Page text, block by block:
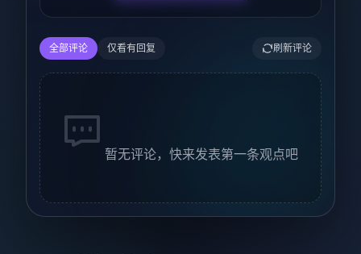
全部评论 仅看有回复 刷新评论
暂无评论，快来发表第一条观点吧